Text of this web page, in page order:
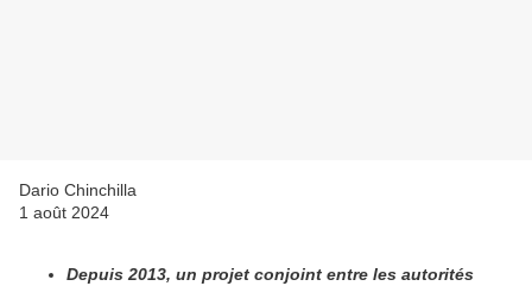
Dario Chinchilla
1 août 2024
Depuis 2013, un projet conjoint entre les autorités